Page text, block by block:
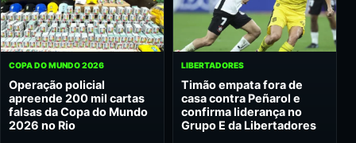
COPA DO MUNDO 2026
Operação policial
apreende 200 mil cartas
falsas da Copa do Mundo
2026 no Rio
LIBERTADORES
Timão empata fora de
casa contra Peñarol e
confirma liderança no
Grupo E da Libertadores